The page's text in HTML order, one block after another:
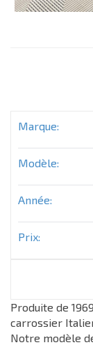
Marque:
Modèle:
Année:
Prix:
Produite de
carrossier
Notre modèle